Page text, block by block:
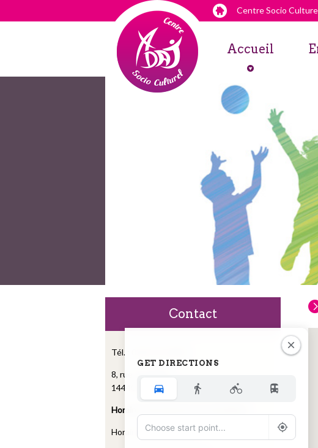
Centre Socio
Accueil
Contact
Tél. : 02.31.37.18.04
8, rue de l’église
14440 Douvres la Délivrande
Horaires d’ouverture du secrétariat :
Horaires de l'accueil :
GET DIRECTIONS